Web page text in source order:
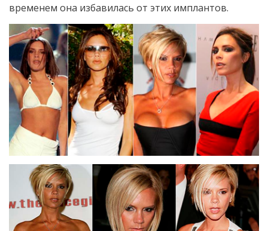
временем она избавилась от этих имплантов.